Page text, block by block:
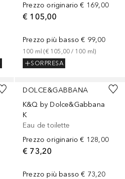
Prezzo originario € 169,00
€ 105,00
Prezzo più basso € 99,00
100 ml (€ 105,00 / 100 ml)
SORPRESA
DOLCE&GABBANA
K&Q by Dolce&Gabbana
K
Eau de toilette
Prezzo originario € 128,00
€ 73,20
Prezzo più basso € 73,20